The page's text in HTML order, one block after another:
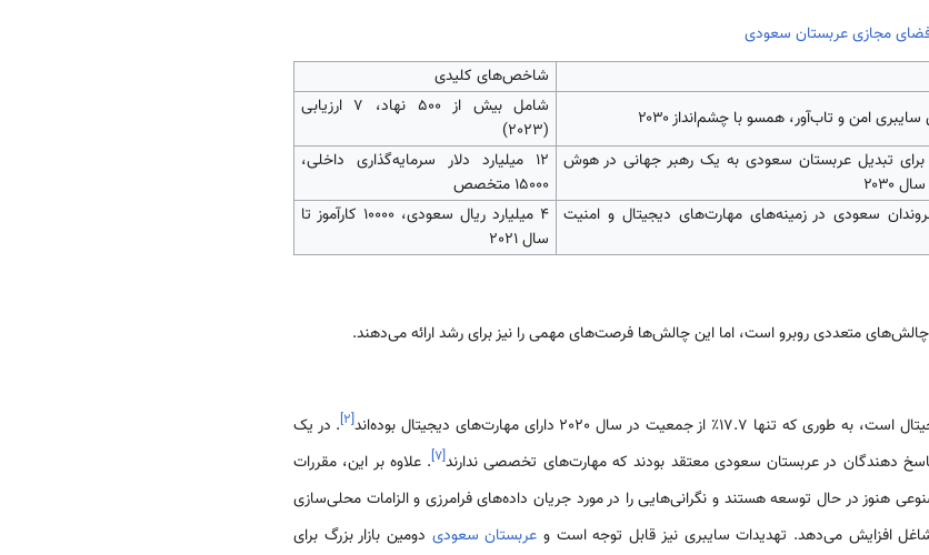
مجازی عربستان سعودی
شاخص‌های کلیدی
امن و تاب‌آور، همسو با چشم‌انداز ۲۰۳۰
شامل بیش از ۵۰۰ نهاد، ۷ ارزیابی
(2023)
تبدیل عربستان سعودی به یک رهبر جهانی در هوش
۲۰۳۰
۱۲ میلیارد دلار سرمایه‌گذاری داخلی،
۱۵۰۰۰ متخصص
سعودی در زمینه‌های مهارت‌های دیجیتال و امنیت
۴ میلیارد ریال سعودی، ۱۰۰۰۰ کارآموز تا
سال 2021
چالش‌های متعددی روبرو است، اما این چالش‌ها فرصت‌های مهمی را نیز برای رشد ارائه می‌دهند.
در سال 2020 دارای مهارت‌های دیجیتال بوده‌اند
[۲]. در یک
[۷]. علاوه بر این، مقررات
در حال توسعه هستند و نگرانی‌هایی را در مورد جریان داده‌های فرامرزی و الزامات محلی‌سازی
افزایش می‌دهد. تهدیدات سایبری نیز قابل توجه است و عربستان سعودی دومین بازار بزرگ برای